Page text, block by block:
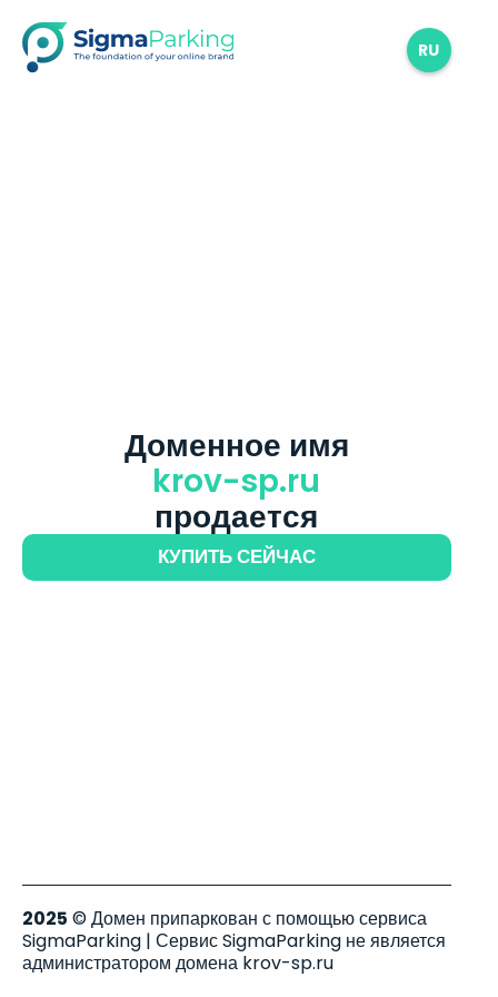
RU
Доменное имя
krov-sp.ru
продается
КУПИТЬ СЕЙЧАС
2025 © Домен припаркован с помощью сервиса
SigmaParking | Сервис SigmaParking не является
администратором домена krov-sp.ru